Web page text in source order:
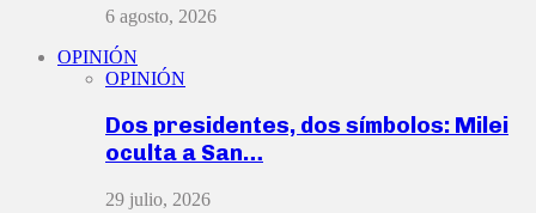
6 agosto, 2026
OPINIÓN
OPINIÓN
Dos presidentes, dos símbolos: Milei
oculta a San…
29 julio, 2026